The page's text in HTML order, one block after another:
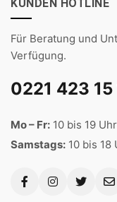
KUNDEN HOTLINE
Für Beratung und
Verfügung.
0221 423 15
Mo – Fr: 10 bis 19 Uhr
Samstags: 10 bis 18